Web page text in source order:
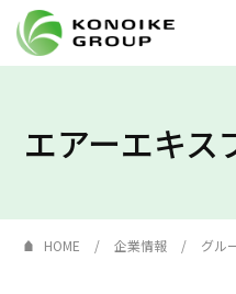
エアーエキス
HOME 企業情報 グル